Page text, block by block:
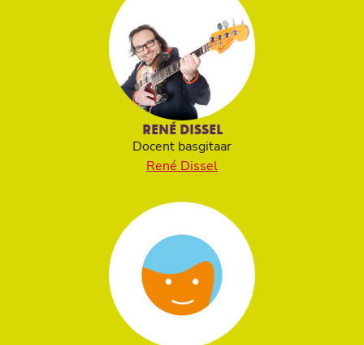
RENÉ DISSEL
Docent basgitaar
René Dissel